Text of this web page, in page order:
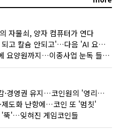
자물쇠, 양자 컴퓨터가 연다
'마그네슘 되고 칼슘 안되고'…다음 'AI 요약' 갈 길은
테마파크에 요양원까지…이종사업 눈독 들이는 게임사
700억 절감·경영권 유지…코인원의 '영리한 딜'
제도화 난항에…코인 또 '멈칫'
'뚝'…잊혀진 게임코인들